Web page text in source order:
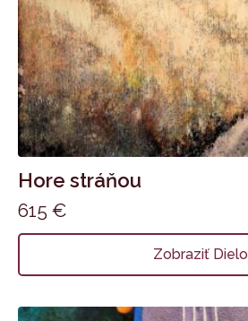
Hore stráňou
615 €
Zobraziť Dielo